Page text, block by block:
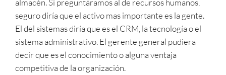
almacén. Si preguntáramos al de recursos humanos,
seguro diría que el activo mas importante es la gente.
El del sistemas diría que es el CRM, la tecnología o el
sistema administrativo. El gerente general pudiera
decir que es el conocimiento o alguna ventaja
competitiva de la organización.